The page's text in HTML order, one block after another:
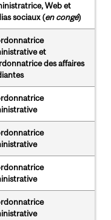
Web et
sociaux (en congé)
et
des affaires